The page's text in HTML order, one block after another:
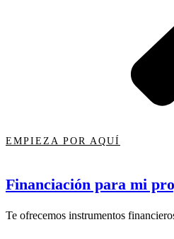
EMPIEZA POR AQUÍ
Financiación para mi
Te ofrecemos instrumentos